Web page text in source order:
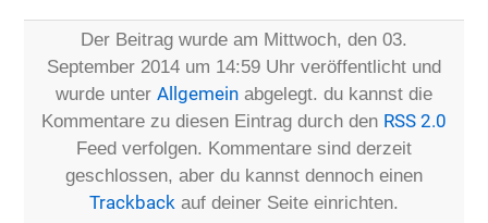
Der Beitrag wurde am Mittwoch, den 03.
September 2014 um 14:59 Uhr veröffentlicht und
wurde unter Allgemein abgelegt. du kannst die
Kommentare zu diesen Eintrag durch den RSS 2.0
Feed verfolgen. Kommentare sind derzeit
geschlossen, aber du kannst dennoch einen
Trackback auf deiner Seite einrichten.